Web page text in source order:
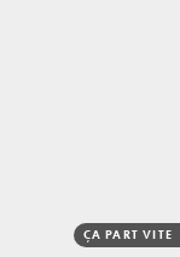
ÇA PART VITE